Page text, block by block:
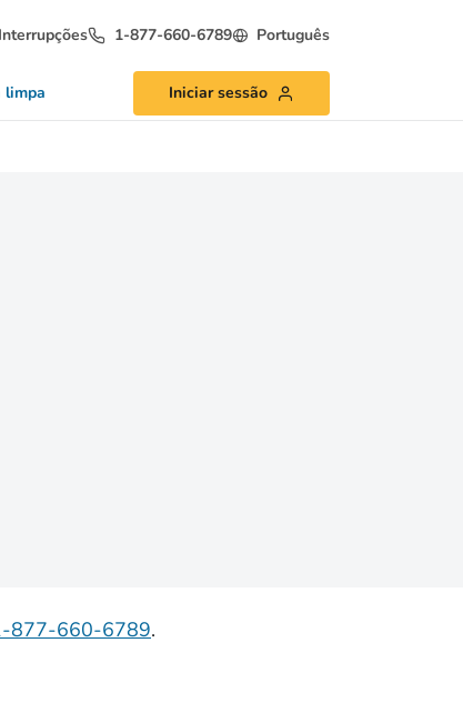
Interrupções 1-877-660-6789 Português
limpa Iniciar sessão
877-660-6789.